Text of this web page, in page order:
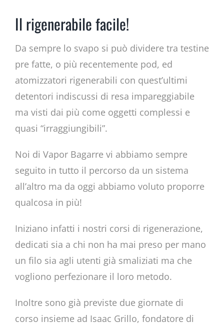
Il rigenerabile facile!
Da sempre lo svapo si può dividere tra testine
pre fatte, o più recentemente pod, ed
atomizzatori rigenerabili con quest’ultimi
detentori indiscussi di resa impareggiabile
ma visti dai più come oggetti complessi e
quasi “irraggiungibili”.
Noi di Vapor Bagarre vi abbiamo sempre
seguito in tutto il percorso da un sistema
all’altro ma da oggi abbiamo voluto proporre
qualcosa in più!
Iniziano infatti i nostri corsi di rigenerazione,
dedicati sia a chi non ha mai preso per mano
un filo sia agli utenti già smaliziati ma che
vogliono perfezionare il loro metodo.
Inoltre sono già previste due giornate di
corso insieme ad Isaac Grillo, fondatore di